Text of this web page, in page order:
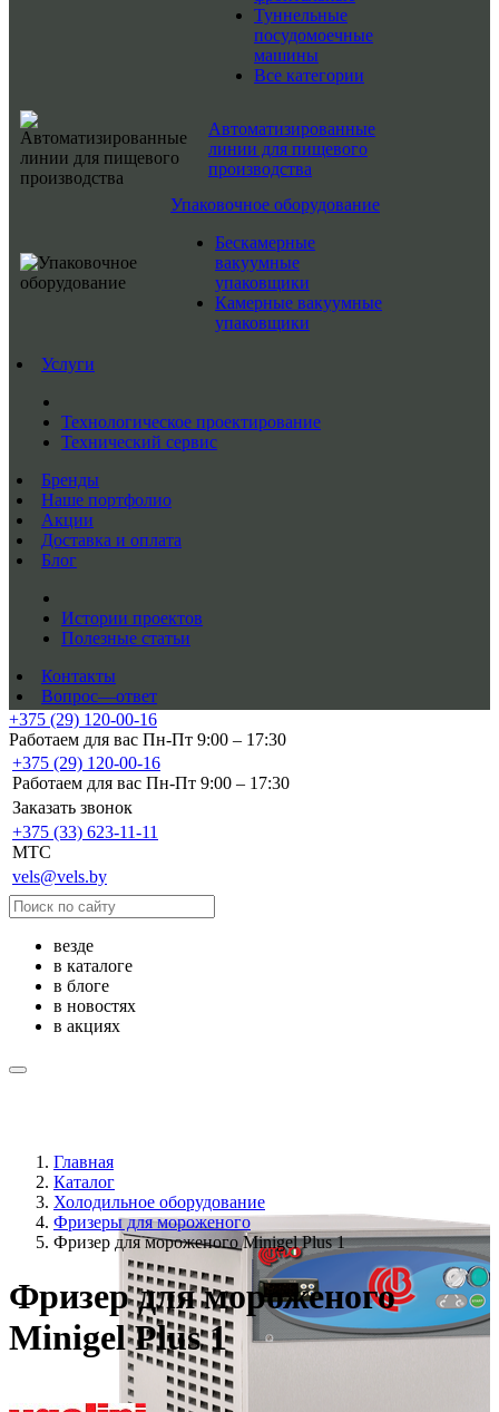
Туннельные
посудомоечные
машины
Все категории
Автоматизированные
линии для пищевого
производства
Упаковочное оборудование
Бескамерные
вакуумные
упаковщики
Камерные вакуумные
упаковщики
Услуги
Технологическое проектирование
Технический сервис
Бренды
Наше портфолио
Акции
Доставка и оплата
Блог
Истории проектов
Полезные статьи
Контакты
Вопрос—ответ
+375 (29) 120-00-16
Работаем для вас Пн-Пт 9:00 – 17:30
+375 (29) 120-00-16
Работаем для вас Пн-Пт 9:00 – 17:30
Заказать звонок
+375 (33) 623-11-11
MTC
vels@vels.by
везде
в каталоге
в блоге
в новостях
в акциях
Главная
Каталог
Холодильное оборудование
Фризеры для мороженого
Фризер для мороженого Minigel Plus 1
Фризер для мороженого
Minigel Plus 1